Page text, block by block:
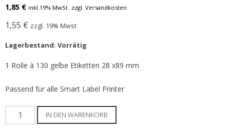
Etiketten für Epson C7500 / C8000
Etiketten für Epson C831
Epson Tintenpatronen & Zubehör
Tinte für Epson C3500
Tinte für Epson C4000
Tinte für Epson C6000 / C6500
Tinte für Epson C7500 / G
1,85 € inkl.19% MwSt. zzgl. Versandkosten
1,55 € zzgl. 19% Mwst
Lagerbestand: Vorrätig
1 Rolle à 130 gelbe Etiketten 28 x89 mm
Passend für alle Smart Label Printer
x
IN DEN WARENKORB